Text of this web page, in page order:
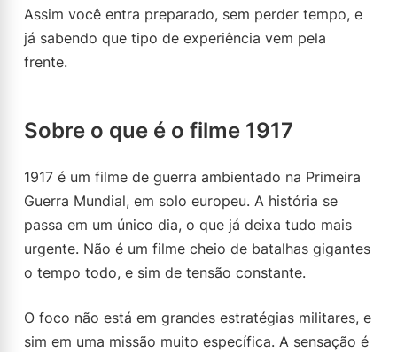
Assim você entra preparado, sem perder tempo, e
já sabendo que tipo de experiência vem pela
frente.
Sobre o que é o filme 1917
1917 é um filme de guerra ambientado na Primeira
Guerra Mundial, em solo europeu. A história se
passa em um único dia, o que já deixa tudo mais
urgente. Não é um filme cheio de batalhas gigantes
o tempo todo, e sim de tensão constante.
O foco não está em grandes estratégias militares, e
sim em uma missão muito específica. A sensação é